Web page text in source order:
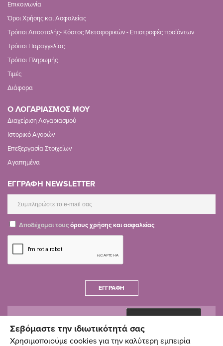
Επικοινωνία
Όροι Χρήσης και Ασφαλείας
Τρόποι Αποστολής- Κόστος Μεταφορικών - Επιστροφές προϊόντων
Τρόποι Παραγγελίας
Τρόποι Πληρωμής
Τιμές
Διάφορα
Ο ΛΟΓΑΡΙΑΣΜΟΣ ΜΟΥ
Διαχείριση Λογαριασμού
Ιστορικό Αγορών
Επεξεργασία Στοιχείων
Αγαπημένα
ΕΓΓΡΑΦΗ NEWSLETTER
Αποδέχομαι τουςόρους χρήσης και ασφαλείας
ΕΓΓΡΑΦΉ
Σεβόμαστε την ιδιωτικότητά σας
Χρησιμοποιούμε cookies για την καλύτερη εμπειρία